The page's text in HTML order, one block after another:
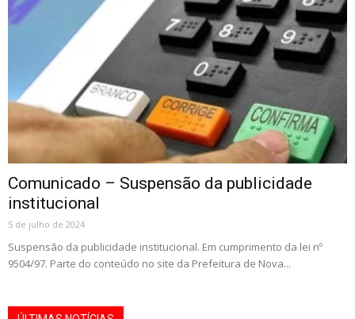
Comunicado – Suspensão da publicidade
institucional
5 de julho de 2024
Suspensão da publicidade institucional. Em cumprimento da lei nº
9504/97. Parte do conteúdo no site da Prefeitura de Nova...